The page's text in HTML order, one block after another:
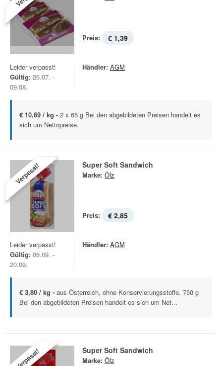
Preis: € 1,39
Leider verpasst!
Gültig: 26.07. -
09.08.
Händler: AGM
€ 10,69 / kg - 2 x 65 g Bei den abgebildeten Preisen handelt es
sich um Nettopreise.
Verpasst! Super Soft Sandwich
Marke: Ölz
Preis: € 2,85
Leider verpasst!
Gültig: 06.09. -
20.09.
Händler: AGM
€ 3,80 / kg - aus Österreich, ohne Konservierungsstoffe. 750 g
Bei den abgebildeten Preisen handelt es sich um Net...
Verpasst! Super Soft Sandwich
Marke: Ölz